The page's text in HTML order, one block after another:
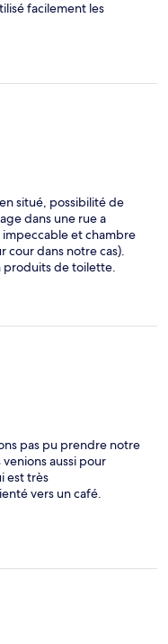
facilement les
situé, possibilité de
dans une rue a
et chambre
cour dans notre cas).
produits de toilette.
à l'hôtel, mais si
à 2 pas de l'hôtel.
visite.
pas pu prendre notre
aussi pour
est très
vers un café.